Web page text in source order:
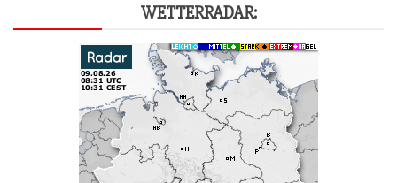
WET­TER­RA­DAR: